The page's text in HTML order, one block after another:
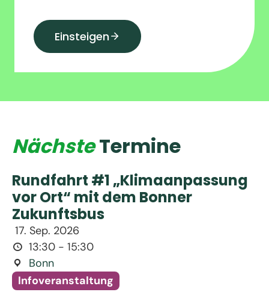
Einsteigen
NächsteTermine
Rundfahrt #1 „Klimaanpassung
vor Ort“ mit dem Bonner
Zukunftsbus
17. Sep. 2026
13:30 - 15:30
Bonn
Infoveranstaltung